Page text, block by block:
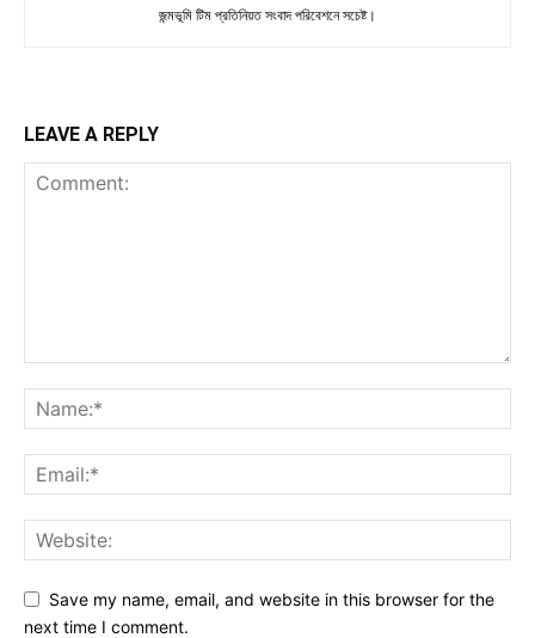
জন্মভূমি টিম প্রতিনিয়ত সংবাদ পরিবেশনে সচেষ্ট।
LEAVE A REPLY
Save my name, email, and website in this browser for the
next time I comment.